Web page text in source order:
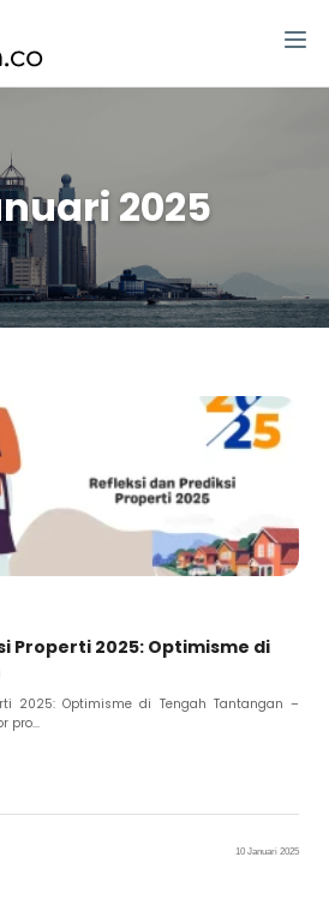
2025
Properti 2025: Optimisme di
2025: Optimisme di Tengah Tantangan –
pro...
10 Januari 2025